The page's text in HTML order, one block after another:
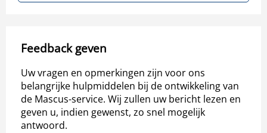
Feedback geven
Uw vragen en opmerkingen zijn voor ons
belangrijke hulpmiddelen bij de ontwikkeling van
de Mascus-service. Wij zullen uw bericht lezen en
geven u, indien gewenst, zo snel mogelijk
antwoord.